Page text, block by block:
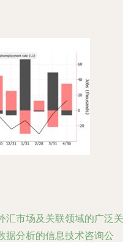
汇市场及关联领域的广泛关
据分析的信息技术咨询公